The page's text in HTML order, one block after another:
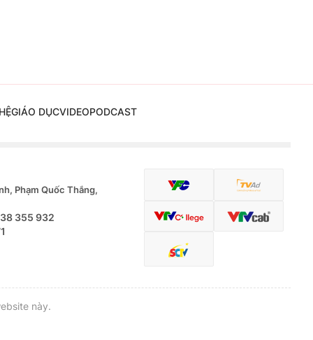
GIÁO DỤCVIDEOPODCAST
Phạm Quốc Thắng,
355 932
này.